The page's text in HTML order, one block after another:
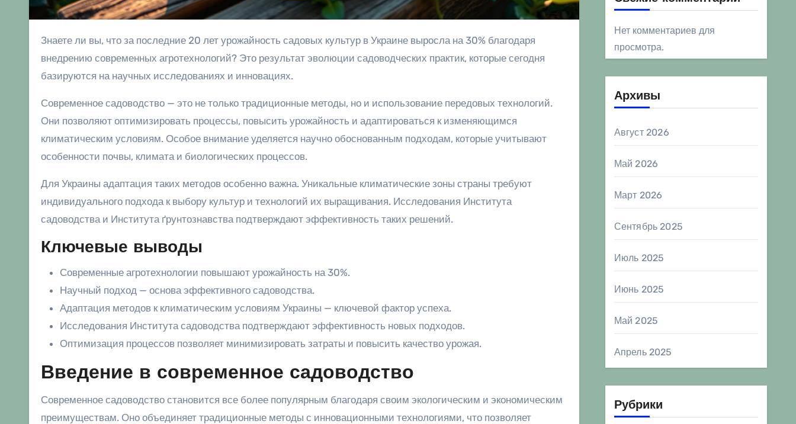
Знаете ли вы, что за последние 20 лет урожайность садовых культур в Украине выросла на 30% благодаря
внедрению современных агротехнологий? Это результат эволюции садоводческих практик, которые сегодня
базируются на научных исследованиях и инновациях.
Современное садоводство — это не только традиционные методы, но и использование передовых технологий.
Они позволяют оптимизировать процессы, повысить урожайность и адаптироваться к изменяющимся
климатическим условиям. Особое внимание уделяется научно обоснованным подходам, которые учитывают
особенности почвы, климата и биологических процессов.
Для Украины адаптация таких методов особенно важна. Уникальные климатические зоны страны требуют
индивидуального подхода к выбору культур и технологий их выращивания. Исследования Института
садоводства и Института ґрунтознавства подтверждают эффективность таких решений.
Ключевые выводы
Современные агротехнологии повышают урожайность на 30%.
Научный подход — основа эффективного садоводства.
Адаптация методов к климатическим условиям Украины — ключевой фактор успеха.
Исследования Института садоводства подтверждают эффективность новых подходов.
Оптимизация процессов позволяет минимизировать затраты и повысить качество урожая.
Введение в современное садоводство
Современное садоводство становится все более популярным благодаря своим экологическим и экономическим
преимуществам. Оно объединяет традиционные методы с инновационными технологиями, что позволяет
Нет комментариев для
просмотра.
Архивы
Август 2026
Май 2026
Март 2026
Сентябрь 2025
Июль 2025
Июнь 2025
Май 2025
Апрель 2025
Рубрики